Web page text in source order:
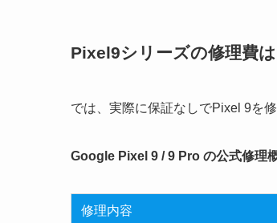
Pixel9シリーズの修理費
では、実際に保証なしでPixel 9を
Google Pixel 9 / 9 Pro の公式修理
修理内容